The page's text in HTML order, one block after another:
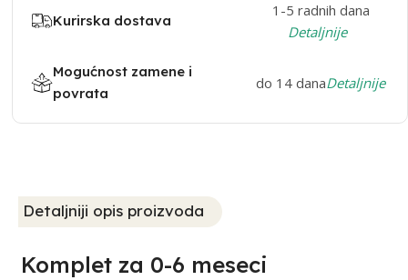
Kurirska dostava
1-5 radnih dana
Detaljnije
Mogućnost zamene i
povrata
do 14 danaDetaljnije
Detaljniji opis proizvoda
Komplet za 0-6 meseci